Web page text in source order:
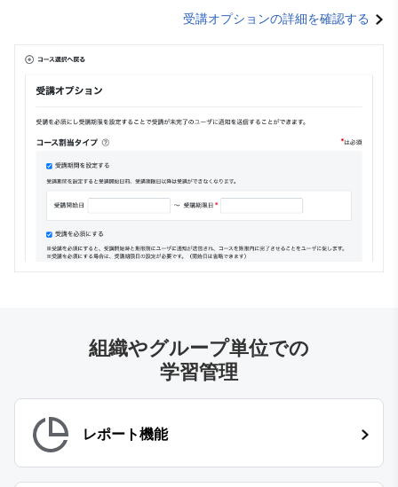
受講オプションの詳細を確認する
組織やグループ単位での
学習管理
レポート機能